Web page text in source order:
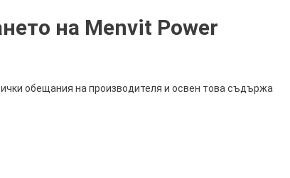
на Menvit Power
обещания на производителя и освен това съдържа